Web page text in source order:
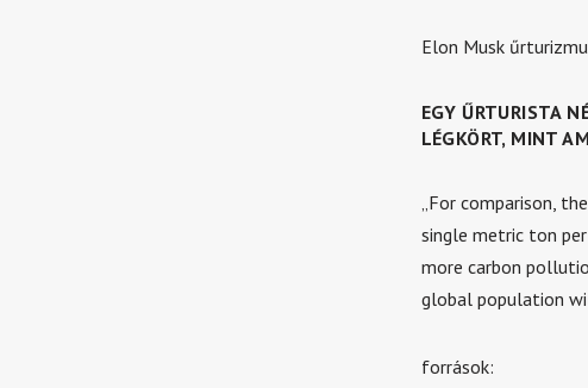
Elon Musk
EGY ŰRTURISTA
LÉGKÖRT, MINT
„For comparison,
single metric ton
more carbon
global population
források: